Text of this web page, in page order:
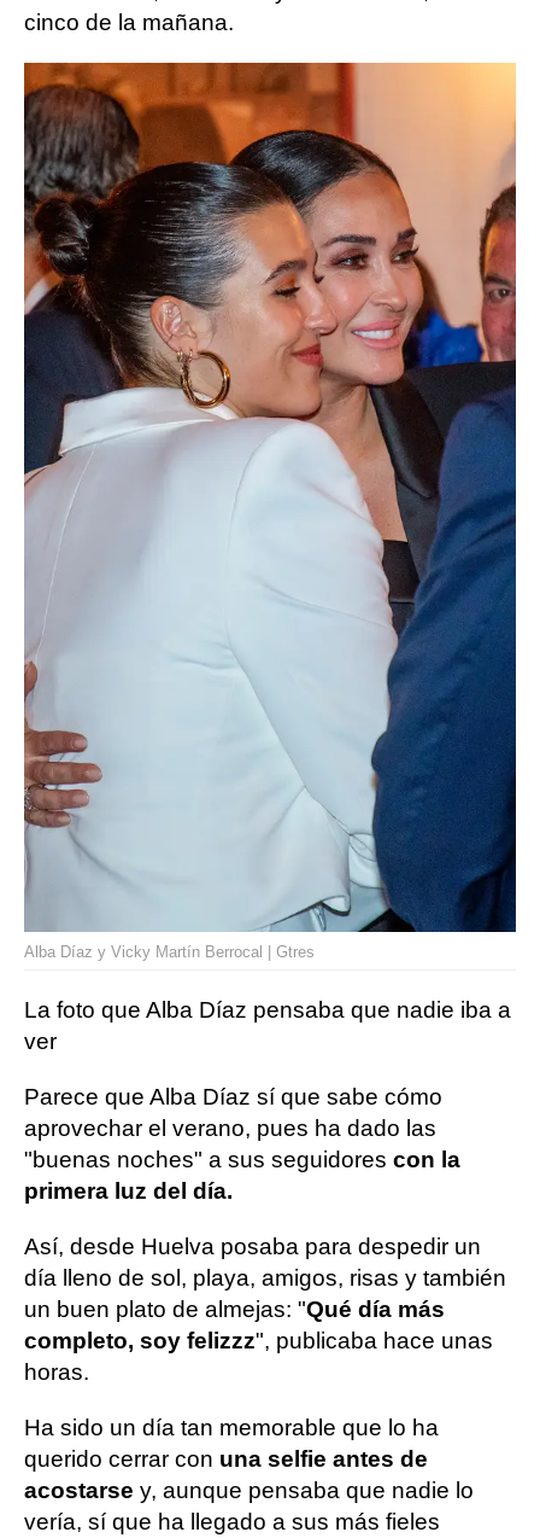
cinco de la mañana.
Alba Díaz y Vicky Martín Berrocal | Gtres
La foto que Alba Díaz pensaba que nadie iba a
ver
Parece que Alba Díaz sí que sabe cómo
aprovechar el verano, pues ha dado las
"buenas noches" a sus seguidores con la
primera luz del día.
Así, desde Huelva posaba para despedir un
día lleno de sol, playa, amigos, risas y también
un buen plato de almejas: "Qué día más
completo, soy felizzz", publicaba hace unas
horas.
Ha sido un día tan memorable que lo ha
querido cerrar con una selfie antes de
acostarse y, aunque pensaba que nadie lo
vería, sí que ha llegado a sus más fieles